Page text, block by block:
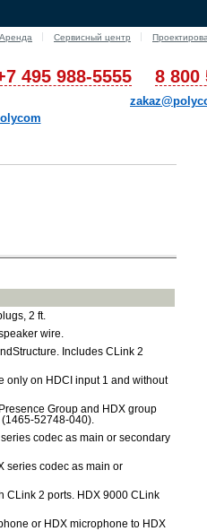
Аренда Сервисный центр
495 988-5555 8 800
2 ft.
wire.
Includes CLink 2
only on HDCI input 1 and without
Group and HDX group
52748-040).
codec as main or secondary
series codec as main or
CLink 2 ports. HDX 9000 CLink
or HDX microphone to HDX